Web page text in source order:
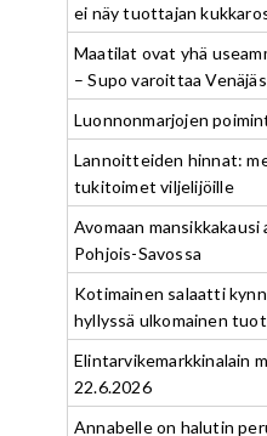
ei näy tuottajan
Maatilat ovat yhä
– Supo varoittaa
Luonnonmarjojen
Lannoitteiden hinnat:
tukitoimet viljelijöille
Avomaan
Pohjois-Savossa
Kotimainen salaatti
hyllyssä ulkomainen
Elintarvikemarkkinalain
22.6.2026
Annabelle on halutin